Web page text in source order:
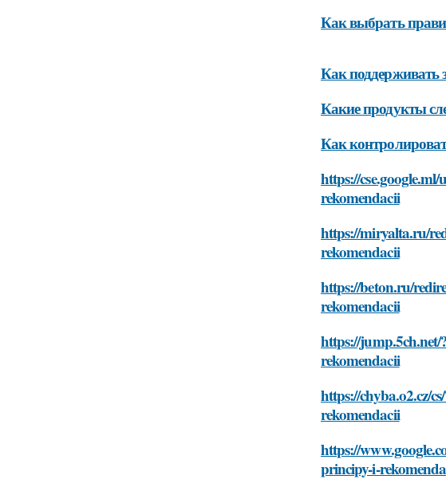
Как выбрать
Как поддерживать
Какие продукты
Как
https://
rekomendacii
https://miryalta.ru/
rekomendacii
https://beton.ru/
rekomendacii
https://
rekomendacii
https://chyba.o2.cz/
rekomendacii
https://
principy-i-